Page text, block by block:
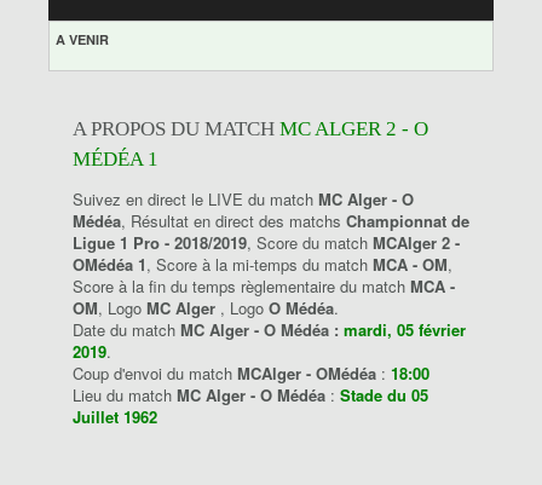
A VENIR
A PROPOS DU MATCH MC ALGER 2 - O
MÉDÉA 1
Suivez en direct le LIVE du match MC Alger - O
Médéa, Résultat en direct des matchs Championnat de
Ligue 1 Pro - 2018/2019, Score du match MCAlger 2 -
OMédéa 1, Score à la mi-temps du match MCA - OM,
Score à la fin du temps règlementaire du match MCA -
OM, Logo MC Alger , Logo O Médéa.
Date du match MC Alger - O Médéa : mardi, 05 février
2019.
Coup d'envoi du match MCAlger - OMédéa : 18:00
Lieu du match MC Alger - O Médéa : Stade du 05
Juillet 1962